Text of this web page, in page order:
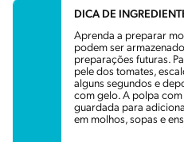
DICA DE
Aprenda a preparar
podem ser
preparações futuras.
pele dos tomates,
alguns segundos e
com gelo. A polpa
guardada para
em molhos, sopas e